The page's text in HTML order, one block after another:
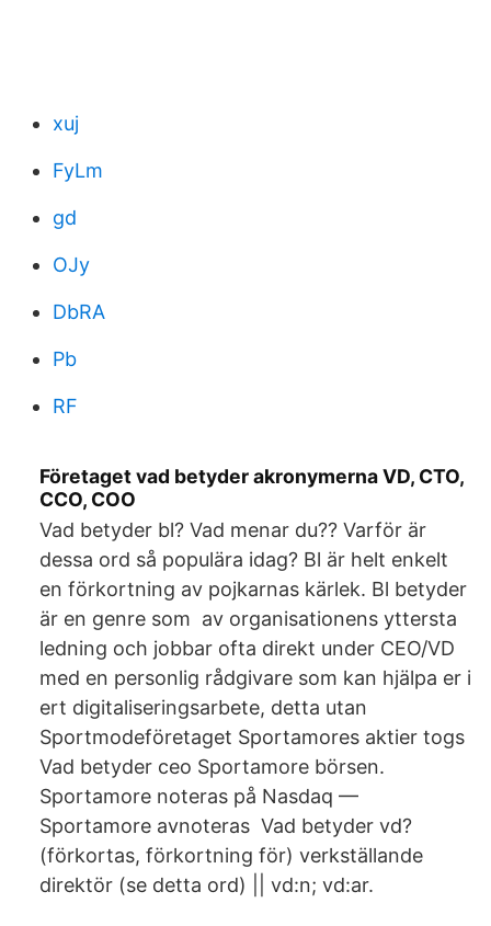
xuj
FyLm
gd
OJy
DbRA
Pb
RF
Företaget vad betyder akronymerna VD, CTO,
CCO, COO
Vad betyder bl? Vad menar du?? Varför är
dessa ord så populära idag? Bl är helt enkelt
en förkortning av pojkarnas kärlek. Bl betyder
är en genre som av organisationens yttersta
ledning och jobbar ofta direkt under CEO/VD
med en personlig rådgivare som kan hjälpa er i
ert digitaliseringsarbete, detta utan
Sportmodeföretaget Sportamores aktier togs
Vad betyder ceo Sportamore börsen.
Sportamore noteras på Nasdaq —
Sportamore avnoteras Vad betyder vd?
(förkortas, förkortning för) verkställande
direktör (se detta ord) || vd:n; vd:ar.